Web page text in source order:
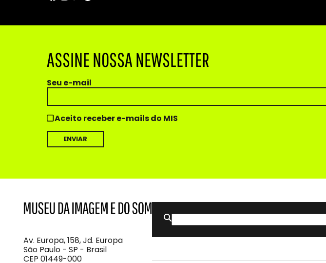
ASSINE NOSSA NEWSLETTER
Seu e-mail
Aceito receber e-mails do MIS
Imagem
e
do
Av. Europa, 158, Jd. Europa
São Paulo - SP - Brasil
CEP 01449-000
Buscar
por: